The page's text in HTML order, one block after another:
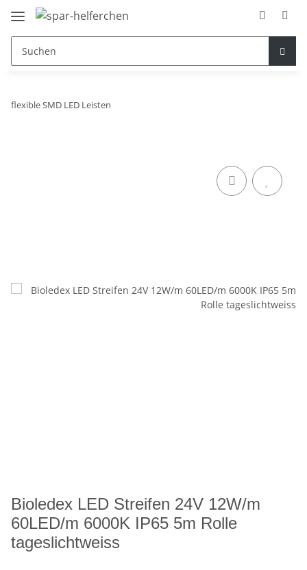
flexible SMD LED Leisten
Bioledex LED Streifen 24V 12W/m
60LED/m 6000K IP65 5m Rolle
tageslichtweiss